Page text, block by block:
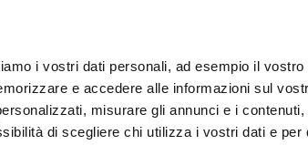
i vostri dati personali, ad esempio il vostro
e accedere alle informazioni sul
misurare gli annunci e i
di scegliere chi utilizza i vostri dati e per
Prezzo Superficie Locali Più filtri - 1